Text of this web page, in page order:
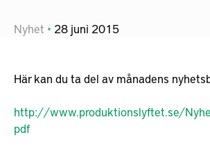
Nyhet 28 juni 2015
Här kan du ta del av månadens
http://www.produktionslyftet.se/
pdf